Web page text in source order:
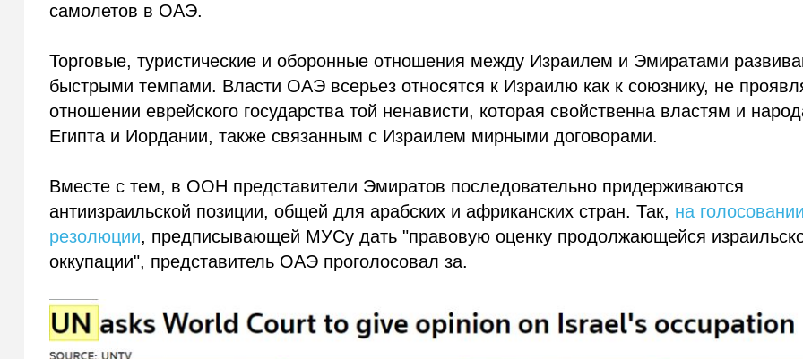
самолетов в ОАЭ.
Торговые, туристические и оборонные отношения между Израилем и Эмиратами
быстрыми темпами. Власти ОАЭ всерьез относятся к Израилю как к союзнику, не
отношении еврейского государства той ненависти, которая свойственна властям и
Египта и Иордании, также связанным с Израилем мирными договорами.
Вместе с тем, в ООН представители Эмиратов последовательно придерживаются
антиизраильской позиции, общей для арабских и африканских стран. Так, на
резолюции, предписывающей МУСу дать "правовую оценку продолжающейся
оккупации", представитель ОАЭ проголосовал за.